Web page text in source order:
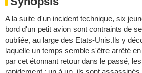
A la suite d'un incident technique, six
bord d'un petit avion sont contraints de
oubliée, au large des Etats-Unis.Ils y
laquelle un temps semble s'être arrêté
par cet étonnant retour dans le passé,